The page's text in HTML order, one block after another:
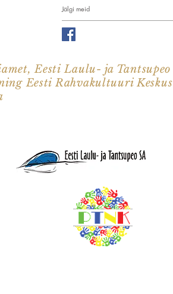
Jälgi meid
Eesti Laulu- ja Tantsupeo
Eesti Rahvakultuuri Keskus